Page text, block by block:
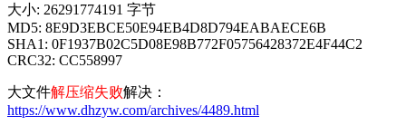
大小: 26291774191 字节
MD5: 8E9D3EBCE50E94EB4D8D794EABAECE6B
SHA1: 0F1937B02C5D08E98B772F05756428372E4F44C2
CRC32: CC558997
大文件解压缩失败解决：
https://www.dhzyw.com/archives/4489.html